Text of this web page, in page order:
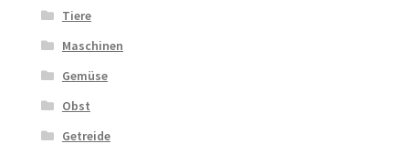
Tiere
Maschinen
Gemüse
Obst
Getreide